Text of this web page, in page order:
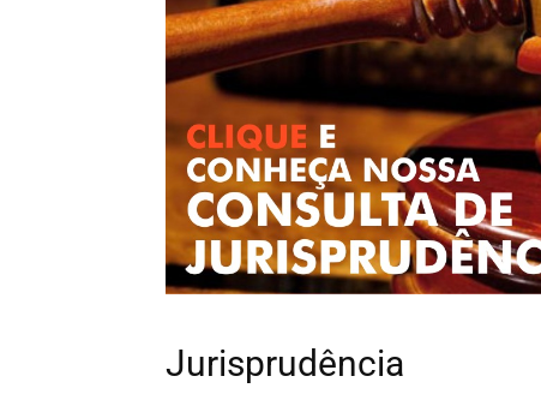
Jurisprudência